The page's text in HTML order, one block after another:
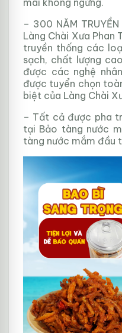
mãi không ngừng.
– 300 NĂM
Làng Chài Xưa
truyền thống các
sạch, chất lượng
được các nghệ
được tuyển chọn
biệt của Làng Chài
– Tất cả được pha
tại Bảo tàng nước
tàng nước mắm đầu